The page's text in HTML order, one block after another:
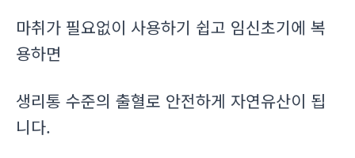
마취가 필요없이 사용하기 쉽고 임신초기에 복
용하면
생리통 수준의 출혈로 안전하게 자연유산이 됩
니다.